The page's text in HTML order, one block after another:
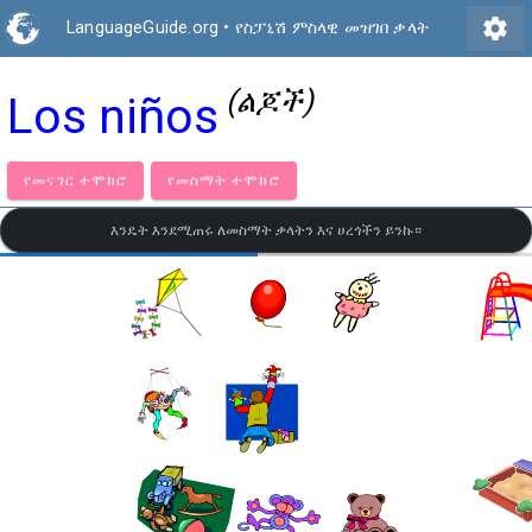
LanguageGuide.org • የስፓኒሽ ምስላዊ መዝገበ ቃላት settings
Los niños (ልጆች)
የመናገር ተሞክሮ የመስማት ተሞክሮ
እንዴት እንደሚጠሩ ለመስማት ቃላትን እና ሀረጎችን ይንኩ።